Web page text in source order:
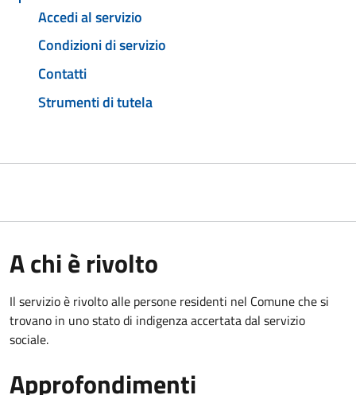
Accedi al servizio
Condizioni di servizio
Contatti
Strumenti di tutela
A chi è rivolto
Il servizio è rivolto alle persone residenti nel Comune che si
trovano in uno stato di indigenza accertata dal servizio
sociale.
Approfondimenti